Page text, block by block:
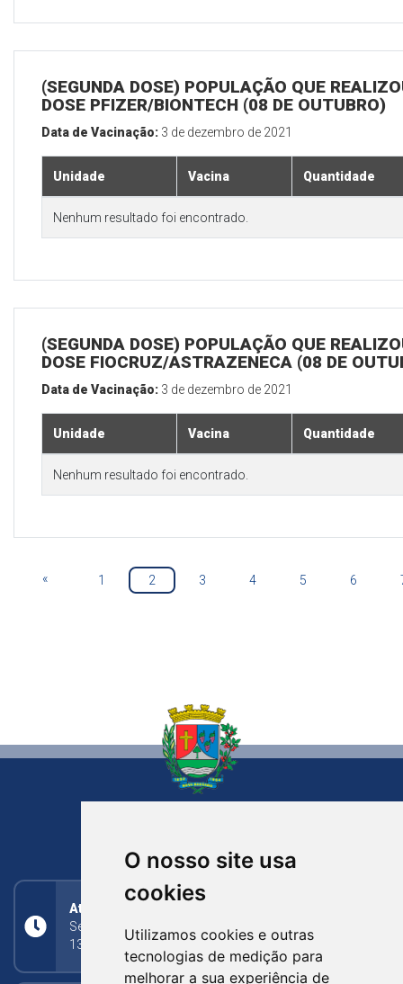
O nosso site usa
cookies
Utilizamos cookies e outras
tecnologias de medição para
melhorar a sua experiência de
(SEGUNDA DOSE) POPULAÇÃO QUE
DOSE PFIZER/BIONTECH (08 DE OUTUBRO)
Data de Vacinação: 3 de dezembro de 2021
Unidade Vacina Quantidade
Nenhum resultado foi encontrado.
(SEGUNDA DOSE) POPULAÇÃO QUE
DOSE FIOCRUZ/ASTRAZENECA (08 DE
Data de Vacinação: 3 de dezembro de 2021
Unidade Vacina Quantidade
Nenhum resultado foi encontrado.
« 1 2 3 4 5 6
Atendimento
Segunda a Sexta: 8h às 11h30min (manhã);
13h30min às 17h (tarde)